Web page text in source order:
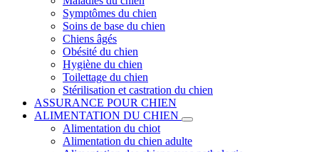
Symptômes du chien
Soins de base du chien
Chiens âgés
Obésité du chien
Hygiène du chien
Toilettage du chien
Stérilisation et castration du chien
ASSURANCE POUR CHIEN
ALIMENTATION DU CHIEN
Alimentation du chiot
Alimentation du chien adulte